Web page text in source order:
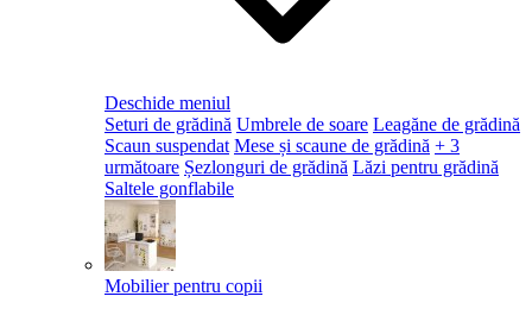
Deschide meniul
Seturi de grădină Umbrele de soare Leagăne de grădină
Scaun suspendat Mese și scaune de grădină + 3
următoare Șezlonguri de grădină Lăzi pentru grădină
Saltele gonflabile
Mobilier pentru copii